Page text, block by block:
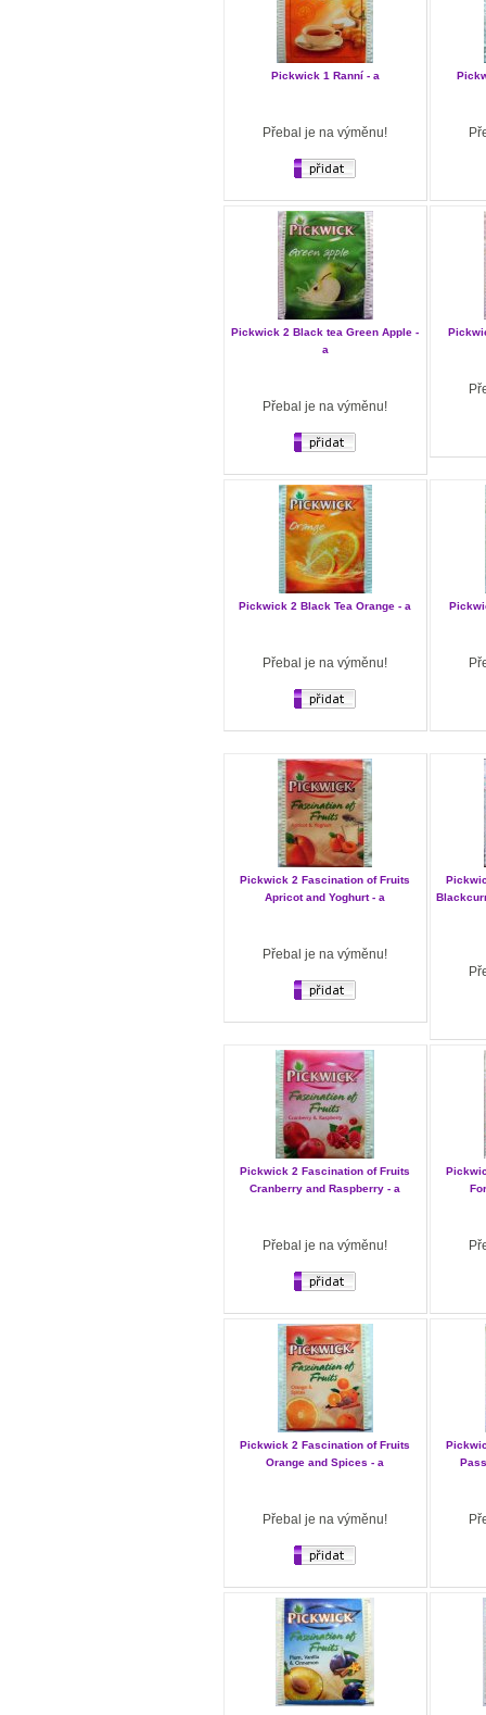
Pickwick 1 Ranní - a
Přebal je na výměnu!
Pickwick 2 Black tea Green Apple -
a
Přebal je na výměnu!
Pickwick 2 Black Tea Orange - a
Přebal je na výměnu!
Pickwick 2 Fascination of Fruits
Apricot and Yoghurt - a
Přebal je na výměnu!
Pickwick 2 Fascination of Fruits
Cranberry and Raspberry - a
Přebal je na výměnu!
Pickwick 2 Fascination of Fruits
Orange and Spices - a
Přebal je na výměnu!